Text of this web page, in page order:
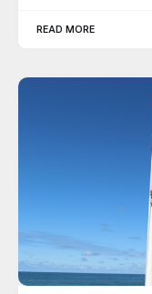
READ MORE